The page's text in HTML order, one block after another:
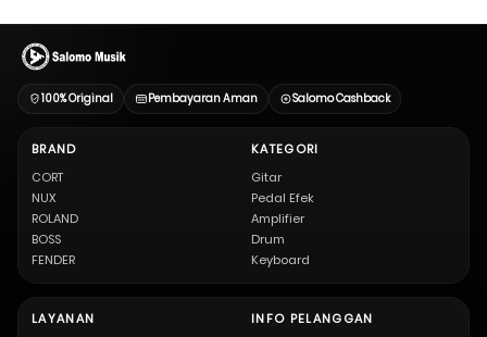
100% Original Pembayaran Aman Salomo Cashback
BRAND
CORT
NUX
ROLAND
BOSS
FENDER
KATEGORI
Gitar
Pedal Efek
Amplifier
Drum
Keyboard
LAYANAN
INFO PELANGGAN